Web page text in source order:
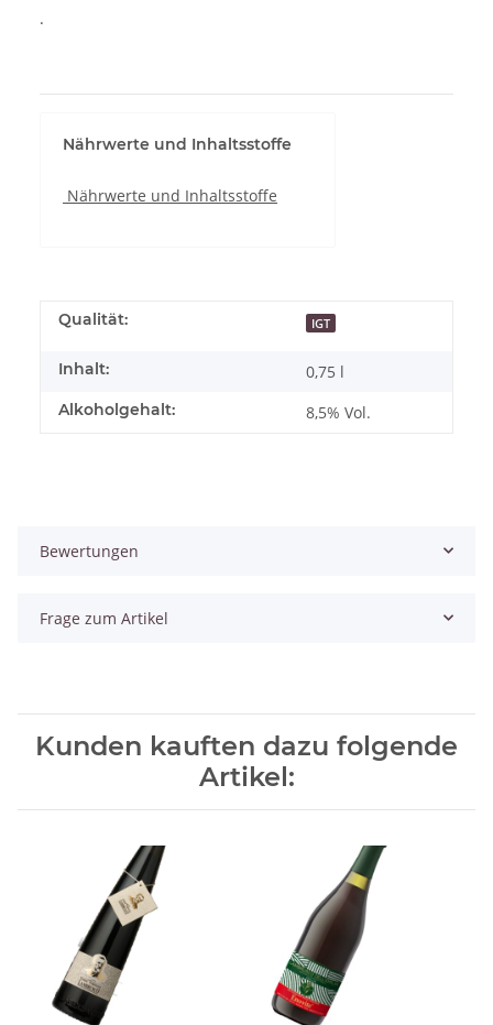
.
Nährwerte und Inhaltsstoffe
Nährwerte und Inhaltsstoffe
Qualität: IGT
Inhalt: 0,75 l
Alkoholgehalt: 8,5% Vol.
Bewertungen
Frage zum Artikel
Kunden kauften dazu folgende
Artikel: